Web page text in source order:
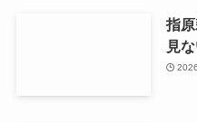
指
見